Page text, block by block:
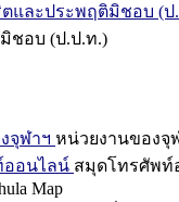
ตและประพฤติมิชอบ (ป
ชอบ (ป.ป.ท.)
จุฬาฯ หน่วยงานของจุ
อนไลน์ สมุดโทรศัพท์
Map